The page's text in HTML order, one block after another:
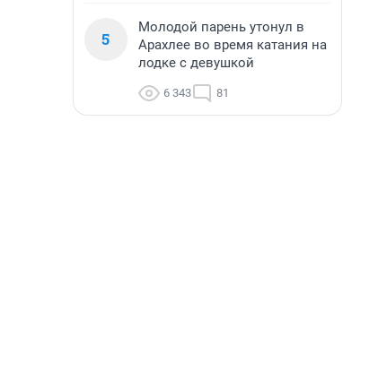
5
Молодой парень утонул в
Арахлее во время катания на
лодке с девушкой
6 343 81